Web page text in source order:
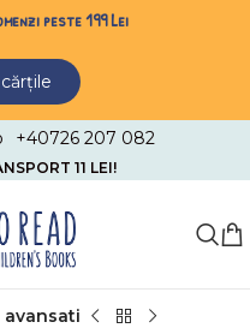
peste 199 Lei
+40726 207 082
11 LEI!